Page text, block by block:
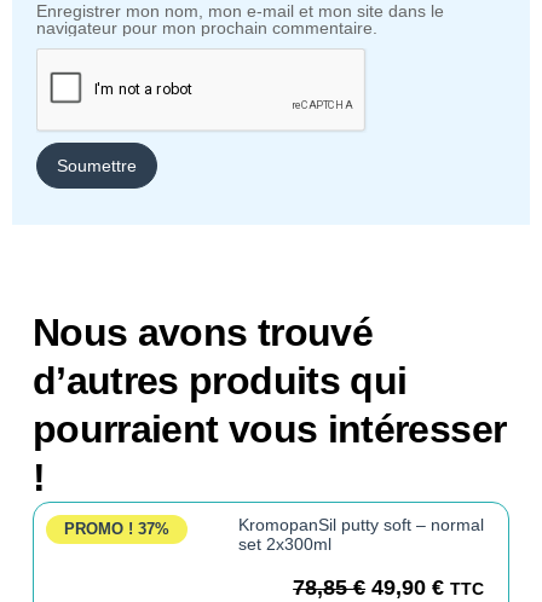
Enregistrer mon nom, mon e-mail et mon site dans le
navigateur pour mon prochain commentaire.
Nous avons trouvé
d’autres produits qui
pourraient vous intéresser
!
PROMO ! 37%
KromopanSil putty soft – normal
set 2x300ml
78,85€ 49,90€ TTC